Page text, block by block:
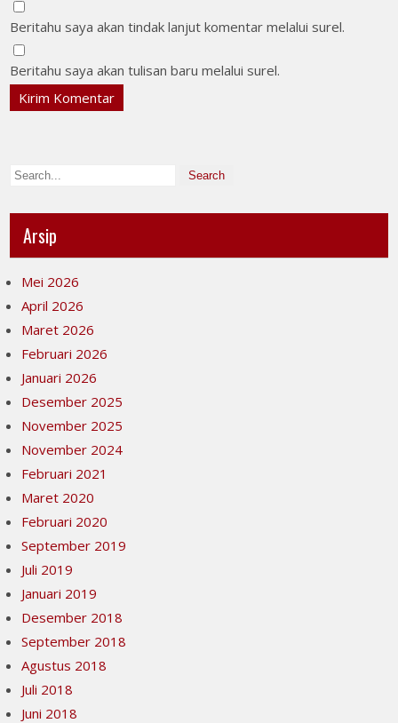
Beritahu saya akan tindak lanjut komentar melalui surel.
Beritahu saya akan tulisan baru melalui surel.
Arsip
Mei 2026
April 2026
Maret 2026
Februari 2026
Januari 2026
Desember 2025
November 2025
November 2024
Februari 2021
Maret 2020
Februari 2020
September 2019
Juli 2019
Januari 2019
Desember 2018
September 2018
Agustus 2018
Juli 2018
Juni 2018